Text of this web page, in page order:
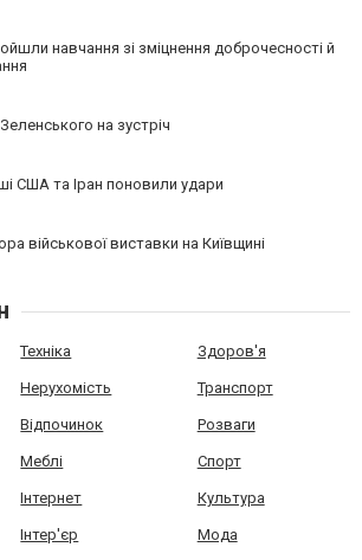
навчання зі зміцнення доброчесності й
на зустріч
США та Іран поновили удари
військової виставки на Київщині
Техніка Здоров'я
Нерухомість Транспорт
Відпочинок Розваги
Меблі Спорт
Інтернет Культура
Інтер'єр Мода